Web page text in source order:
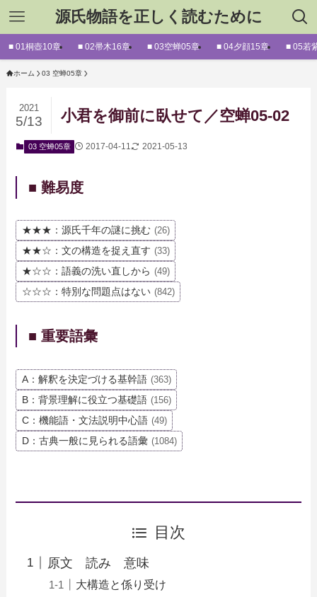
源氏物語を正しく読むために
■ 01桐壺10章 ■ 02帚木16章 ■ 03空蝉05章 ■ 04夕顔15章 ■ 05若
ホーム 03 空蝉05章
小君を御前に臥せて／空蝉05-02
2021
5/13
03 空蝉05章 2017-04-11 2021-05-13
■ 難易度
★★★：源氏千年の謎に挑む (26)
★★☆：文の構造を捉え直す (33)
★☆☆：語義の洗い直しから (49)
☆☆☆：特別な問題点はない (842)
■ 重要語彙
A：解釈を決定づける基幹語 (363)
B：背景理解に役立つ基礎語 (156)
C：機能語・文法説明中心語 (49)
D：古典一般に見られる語彙 (1084)
目次
原文 読み 意味
大構造と係り受け